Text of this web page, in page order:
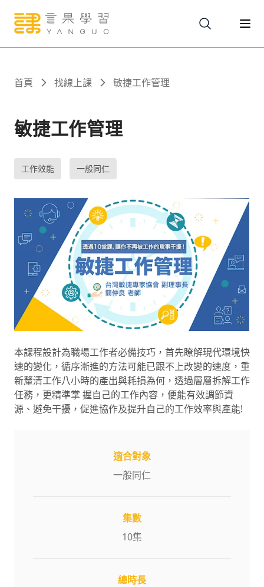
關於
服務
課程
報名
文章
首頁 找線上課 敏捷工作管理
敏捷工作管理
工作效能 一般同仁
本課程設計為職場工作者必備技巧，首先瞭解現代環境快
速的變化，循序漸進的方法可能已跟不上改變的速度，重
新釐清工作八小時的產出與耗損為何，透過層層拆解工作
任務，更精準掌 握自己的工作內容，便能有效調節資
源、避免干擾，促進協作及提升自己的工作效率與產能!
適合對象
一般同仁
集數
10集
總時長